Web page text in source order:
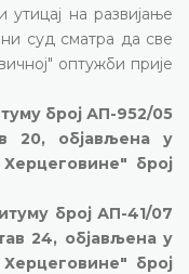
утицај на развијање
суд сматра да све
оптужби прије
број АП-952/05
20, објављена у
број
број АП-41/07
24, објављена у
број